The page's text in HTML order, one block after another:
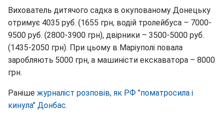
Вихователь дитячого садка в окупованому Донецьку
отримує 4035 руб. (1655 грн, водій тролейбуса – 7000-
9500 руб. (2800-3900 грн), двірники – 3500-5000 руб.
(1435-2050 грн). При цьому в Маріуполі повала
заробляють 5000 грн, а машиністи екскаватора – 8000
грн.
Раніше журналіст розповів, як РФ "поматросила і
кинула" Донбас.